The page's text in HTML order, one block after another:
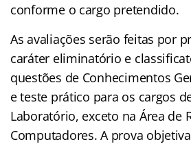
conforme o cargo pretendido.
As avaliações serão feitas por
caráter eliminatório e
questões de Conhecimentos
e teste prático para os cargos
Laboratório, exceto na Área de
Computadores. A prova